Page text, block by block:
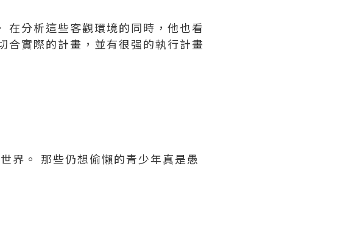
在分析這些客觀環境的同時，他也看
合實際的計畫，並有很强的執行計畫
界。 那些仍想偷懶的青少年真是愚